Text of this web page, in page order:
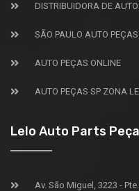
DISTRIBUIDORA DE
SÃO PAULO AUTO PEÇAS
AUTO PEÇAS ONLINE
AUTO PEÇAS SP ZONA
Lelo Auto Parts
Av. São Miguel, 3223 -